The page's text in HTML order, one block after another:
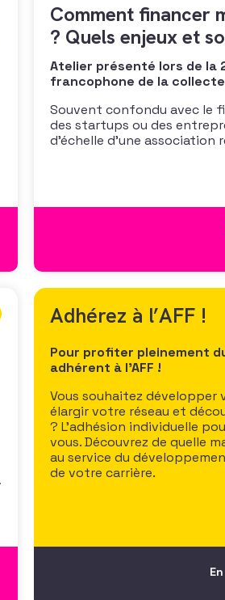
Adhérez à l’AFF !
Pour profiter pleinement
adhérent à l’AFF !
Vous souhaitez développer
élargir votre réseau et
? L’adhésion individuelle
vous. Découvrez de quelle
au service du
de votre carrière.
Comment financer
? Quels enjeux et
Atelier présenté lors de la
francophone de la
Souvent confondu avec le
des startups ou des
d’échelle d’une